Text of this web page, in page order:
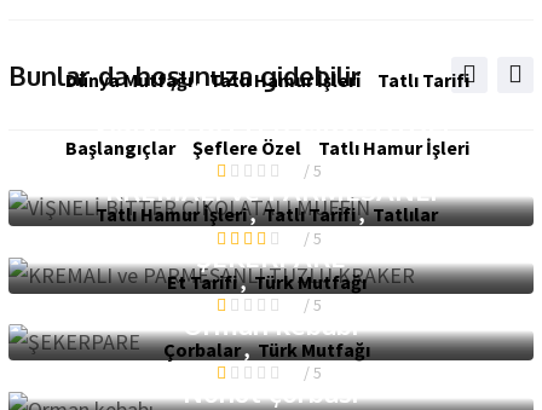
Bunlar da hoşunuza gidebilir
Dünya Mutfağı,Tatlı Hamur İşleri Tatlı Tarifi
/ 5
Başlangıçlar Şeflere Özel Tatlı Hamur İşleri
KREMALI ve PARMESANLI
/ 5
Tatlı Hamur İşleri,Tatlı Tarifi,Tatlılar
ŞEKERPARE
1/ 5
Et Tarifi,Türk Mutfağı
Orman kebabı
/ 5
Çorbalar,Türk Mutfağı
Nohut çorbası